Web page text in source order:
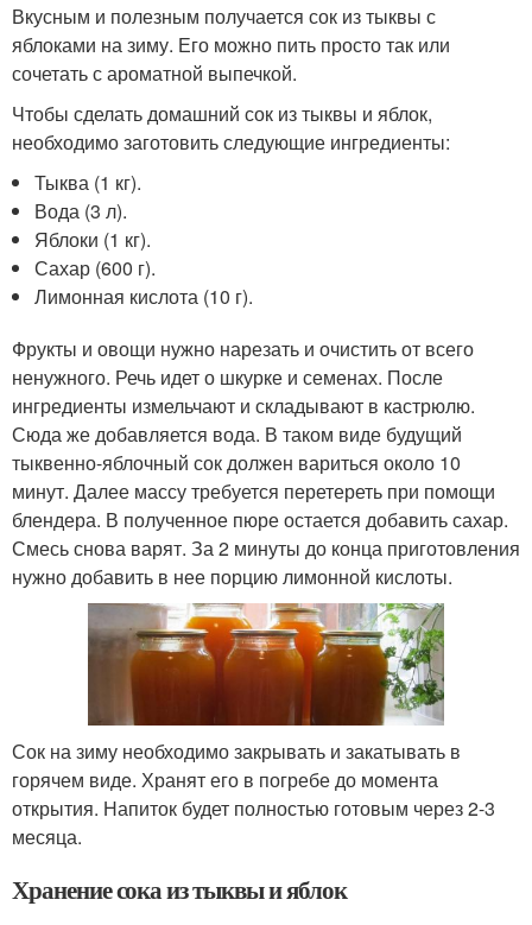
Вкусным и полезным получается сок из тыквы с
яблоками на зиму. Его можно пить просто так или
сочетать с ароматной выпечкой.
Чтобы сделать домашний сок из тыквы и яблок,
необходимо заготовить следующие ингредиенты:
Тыква (1 кг).
Вода (3 л).
Яблоки (1 кг).
Сахар (600 г).
Лимонная кислота (10 г).
Фрукты и овощи нужно нарезать и очистить от всего
ненужного. Речь идет о шкурке и семенах. После
ингредиенты измельчают и складывают в кастрюлю.
Сюда же добавляется вода. В таком виде будущий
тыквенно-яблочный сок должен вариться около 10
минут. Далее массу требуется перетереть при помощи
блендера. В полученное пюре остается добавить сахар.
Смесь снова варят. За 2 минуты до конца приготовления
нужно добавить в нее порцию лимонной кислоты.
Сок на зиму необходимо закрывать и закатывать в
горячем виде. Хранят его в погребе до момента
открытия. Напиток будет полностью готовым через 2-3
месяца.
Хранение сока из тыквы и яблок